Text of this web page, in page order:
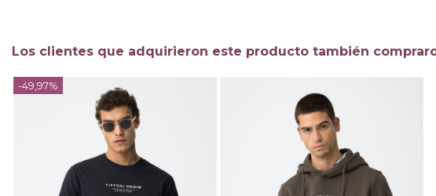
Los clientes que adquirieron este producto también
-49,97%